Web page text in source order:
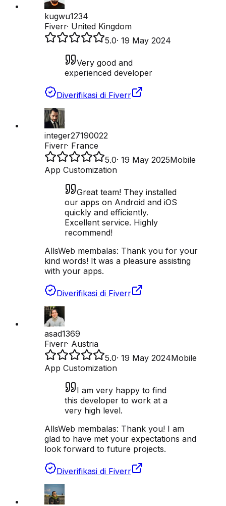
kugwu1234
Fiverr· United Kingdom
5.0· 19 May 2024
Very good and
experienced developer
Diverifikasi di Fiverr
integer27190022
Fiverr· France
5.0· 19 May 2025Mobile
App Customization
Great team! They installed
our apps on Android and iOS
quickly and efficiently.
Excellent service. Highly
recommend!
AllsWeb membalas: Thank you for your
kind words! It was a pleasure assisting
with your apps.
Diverifikasi di Fiverr
asad1369
Fiverr· Austria
5.0· 19 May 2024Mobile
App Customization
I am very happy to find
this developer to work at a
very high level.
AllsWeb membalas: Thank you! I am
glad to have met your expectations and
look forward to future projects.
Diverifikasi di Fiverr